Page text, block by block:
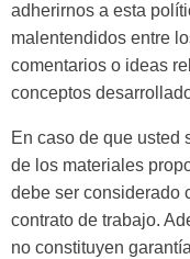
adherirnos a esta
malentendidos entre
comentarios o ideas
conceptos
En caso de que usted
de los materiales
debe ser considerado
contrato de trabajo.
no constituyen